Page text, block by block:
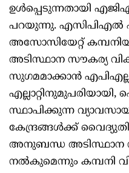
ഉൾപ്പെടുന്നതായി
പറയുന്നു. എ‌സി‌പി‌എൽ
അസോസിയേറ്റ്
അടിസ്ഥാന സൗകര്യ
സുഗമമാക്കാൻ
സ്ഥാപിക്കുന്ന
കേന്ദ്രങ്ങൾക്ക്
അനുബന്ധ അടിസ്ഥാന
നൽകുമെന്നും കമ്പനി